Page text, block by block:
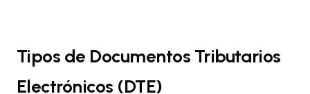
Tipos de Documentos Tributarios
Electrónicos (DTE)